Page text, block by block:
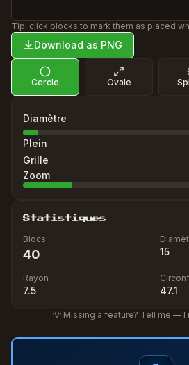
Tip: click blocks to mark them as placed
Download as PNG
Cercle Ovale
Diamètre
Plein
Grille
Zoom
Statistiques
Blocs
40 15
Rayon
7.5 47.1
💡 Missing a feature? Tell me — I